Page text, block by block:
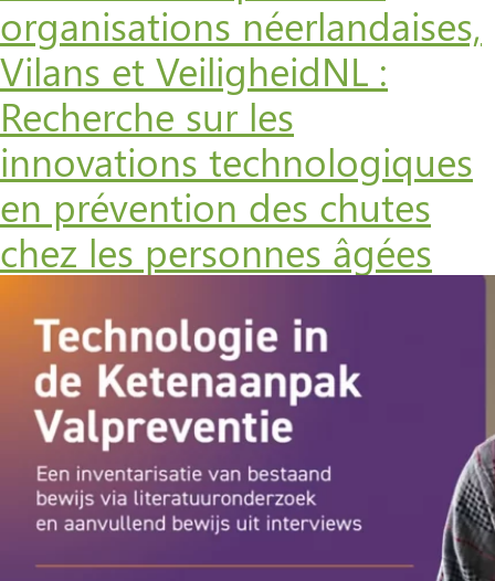
organisations néerlandaises,
Vilans et VeiligheidNL :
Recherche sur les
innovations technologiques
en prévention des chutes
chez les personnes âgées